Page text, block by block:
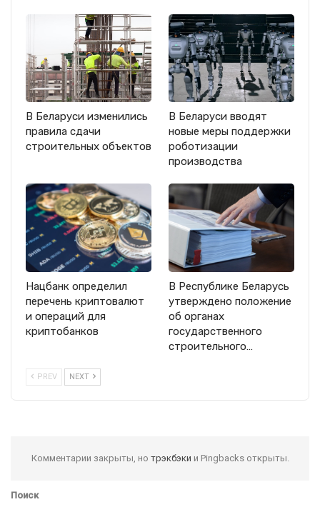
В Беларуси изменились
правила сдачи
строительных объектов
В Беларуси вводят
новые меры поддержки
роботизации
производства
Нацбанк определил
перечень криптовалют
и операций для
криптобанков
В Республике Беларусь
утверждено положение
об органах
государственного
строительного…
PREV NEXT
Комментарии закрыты, но трэкбэки и Pingbacks открыты.
Поиск